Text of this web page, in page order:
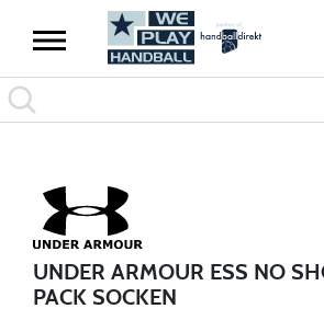
UNDER ARMOUR ESS NO
PACK SOCKEN